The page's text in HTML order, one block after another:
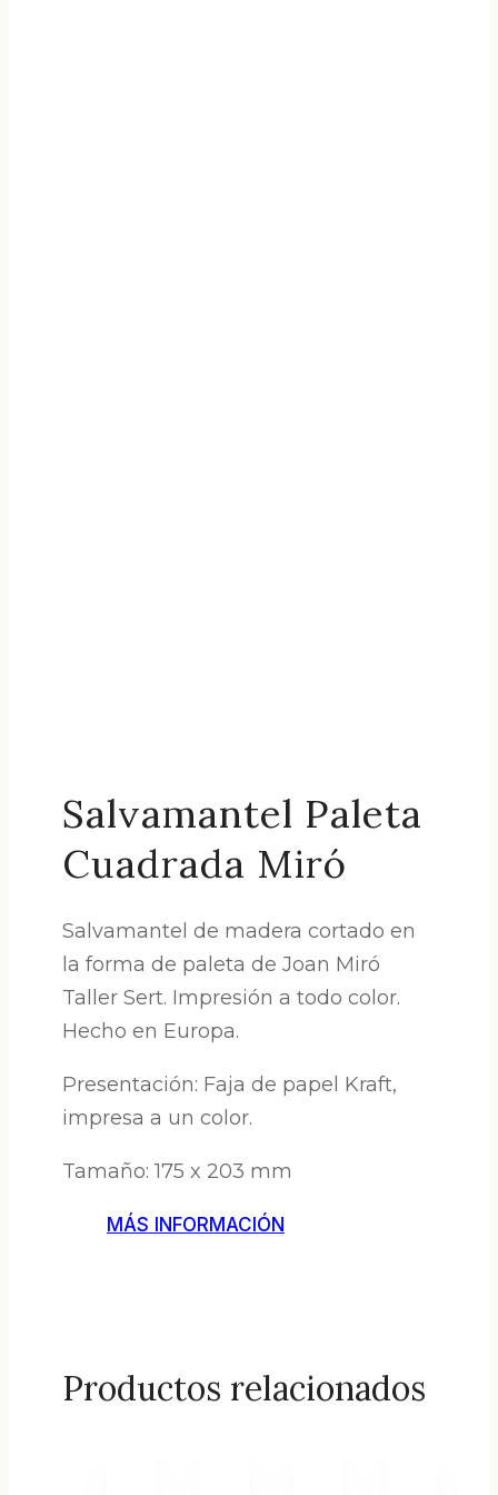
Salvamantel Paleta
Cuadrada Miró
Salvamantel de madera cortado en
la forma de paleta de Joan Miró
Taller Sert. Impresión a todo color.
Hecho en Europa.
Presentación: Faja de papel Kraft,
impresa a un color.
Tamaño: 175 x 203 mm
MÁS INFORMACIÓN
Productos relacionados